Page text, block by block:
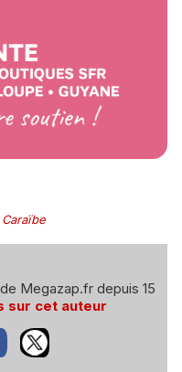
Caraïbe
Megazap.fr depuis 15
sur cet auteur